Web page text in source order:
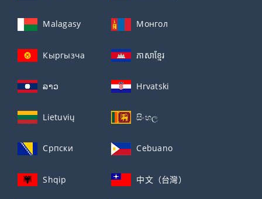
Malagasy Монгол
Кыргызча ភាសាខ្មែរ
ລາວ Hrvatski
Lietuvių සිංහල
Српски Cebuano
Shqip 中文（台灣）